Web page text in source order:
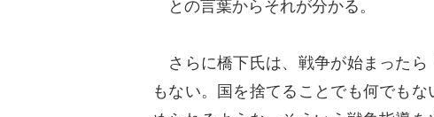
との言葉からそれが分かる。
さらに橋下氏は、戦争が始まったら
もない。国を捨てることでも何でも